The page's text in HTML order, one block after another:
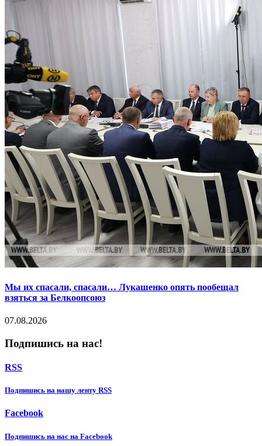
Мы их спасали, спасали… Лукашенко опять пообещал
взяться за Белкоопсоюз
07.08.2026
Подпишись на нас!
RSS
Подпишиcь на нашу ленту RSS
Facebook
Подпишиcь на нас на Facebook